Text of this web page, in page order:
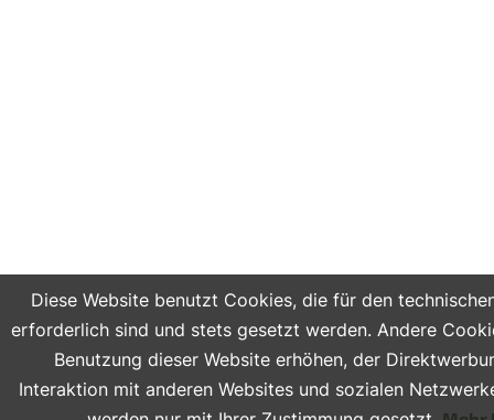
Diese Website benutzt Cookies, die für den
erforderlich sind und stets gesetzt werden. Andere
Benutzung dieser Website erhöhen, der
Interaktion mit anderen Websites und sozialen